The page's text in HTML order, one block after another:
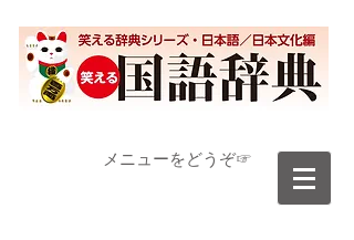
​メニューをどうぞ☞